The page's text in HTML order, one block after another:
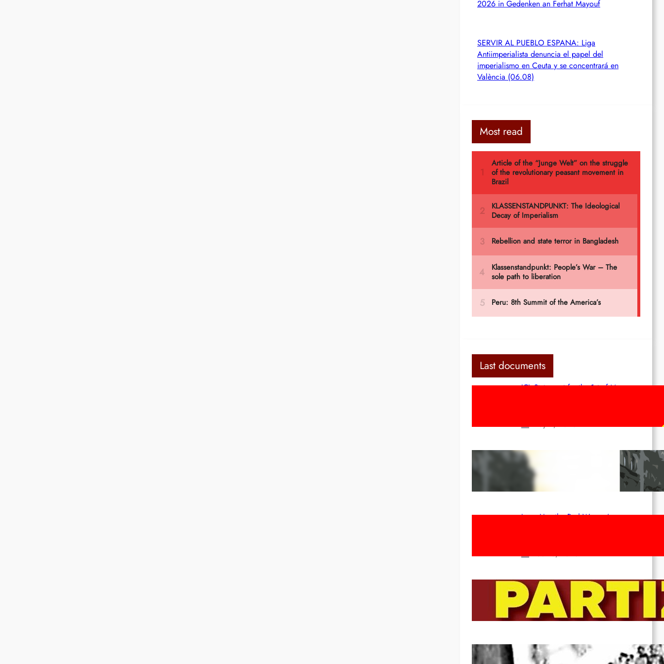
2026 in Gedenken an Ferhat Mayouf
SERVIR AL PUEBLO ESPANA: Liga
Antiimperialista denuncia el papel del
imperialismo en Ceuta y se concentrará en
València (06.08)
Most read
Last documents
ICL Statement for the 1st of May:
Red League: To the streets for the
1st of May!
Long Live the Red Women’s
To the Streets for the Luxemburg-
Liebknecht-Lenin-March in 2026!
Dec 20, 2025
Pre-publication of Class-Position
#22*